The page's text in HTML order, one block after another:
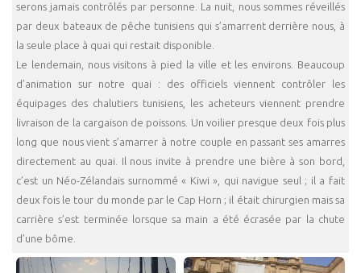
serons jamais contrôlés par personne. La nuit, nous sommes réveillés
par deux bateaux de pêche tunisiens qui s’amarrent derrière nous, à
la seule place à quai qui restait disponible.
Le lendemain, nous visitons à pied la ville et les environs. Beaucoup
d’animation sur notre quai : des officiels viennent contrôler les
équipages des chalutiers tunisiens, les acheteurs viennent prendre
livraison de la cargaison de poissons. Un voilier presque deux fois plus
long que nous vient s’amarrer à notre couple en passant ses amarres
directement au quai. Il nous invite à prendre une bière à son bord,
c’est un Néo-Zélandais surnommé « Kiwi », qui navigue seul ; il a fait
deux fois le tour du monde par le Cap Horn ; il était chirurgien mais sa
carrière s’est terminée lorsque sa main a été écrasée par la chute
d’une bôme.